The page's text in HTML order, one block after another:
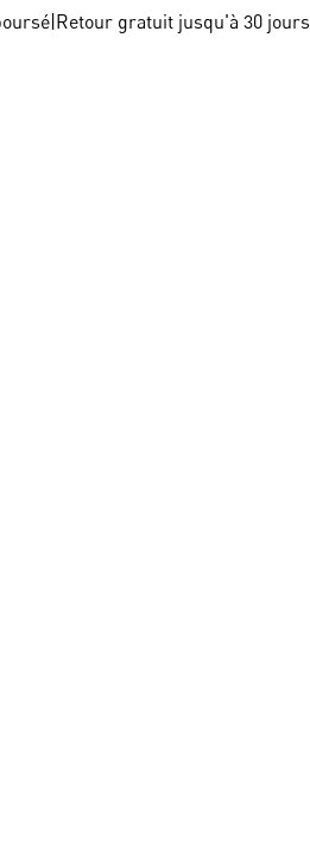
Retour gratuit jusqu'à 30 jours